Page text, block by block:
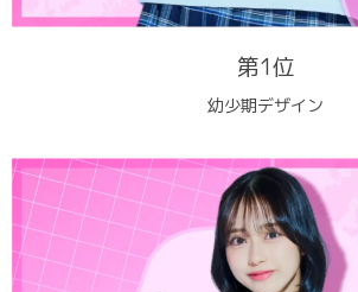
第1位
幼少期デザイン